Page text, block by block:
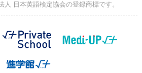
人 日本英語検定協会の登録商標です。